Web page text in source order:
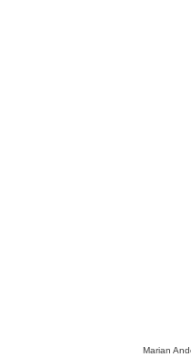
Marian